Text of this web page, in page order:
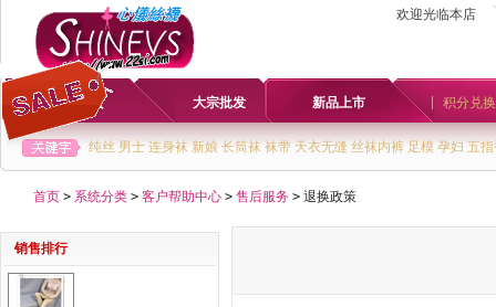
欢迎光临本店
首页 大宗批发 新品上市 积分兑换
纯丝 男士 连身袜 新娘 长筒袜 袜带 天衣无缝 丝袜内裤 足模 孕妇 五
首页 > 系统分类 > 客户帮助中心 > 售后服务 > 退换政策
销售排行